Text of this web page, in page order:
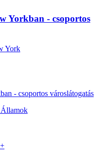
Yorkban - csoportos
York
- csoportos városlátogatás